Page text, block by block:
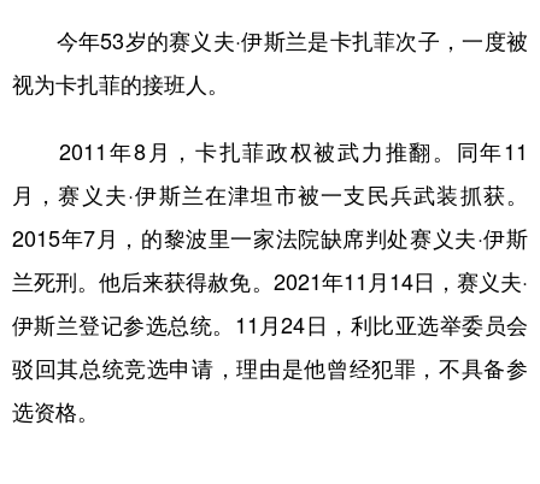
城市 旅游 能源 会展
彩票 娱乐
公益 一带一路 亚太网 上市公司
文化产业
地方频道
北京 天津 河北 山西
今年53岁的赛义夫·伊斯兰是卡扎菲次子，一度被
视为卡扎菲的接班人。
2011年8月，卡扎菲政权被武力推翻。同年11
月，赛义夫·伊斯兰在津坦市被一支民兵武装抓获。
2015年7月，的黎波里一家法院缺席判处赛义夫·伊斯
兰死刑。他后来获得赦免。2021年11月14日，赛义夫·
伊斯兰登记参选总统。11月24日，利比亚选举委员会
驳回其总统竞选申请，理由是他曾经犯罪，不具备参
选资格。